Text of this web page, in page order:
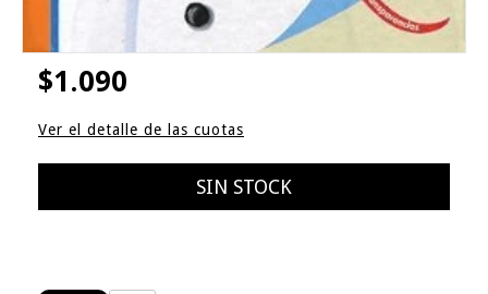
$1.090
Ver el detalle de las cuotas